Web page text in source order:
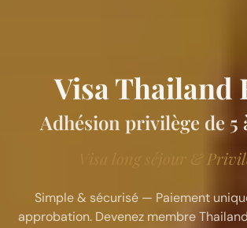
Visa Thailand
Adhésion privilège de 5
Visa long séjour &
Simple & sécurisé — Paiement
approbation. Devenez membre